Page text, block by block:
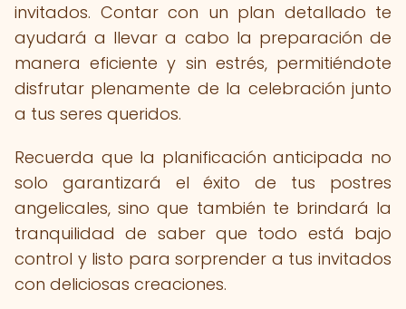
invitados. Contar con un plan detallado te
ayudará a llevar a cabo la preparación de
manera eficiente y sin estrés, permitiéndote
disfrutar plenamente de la celebración junto
a tus seres queridos.
Recuerda que la planificación anticipada no
solo garantizará el éxito de tus postres
angelicales, sino que también te brindará la
tranquilidad de saber que todo está bajo
control y listo para sorprender a tus invitados
con deliciosas creaciones.